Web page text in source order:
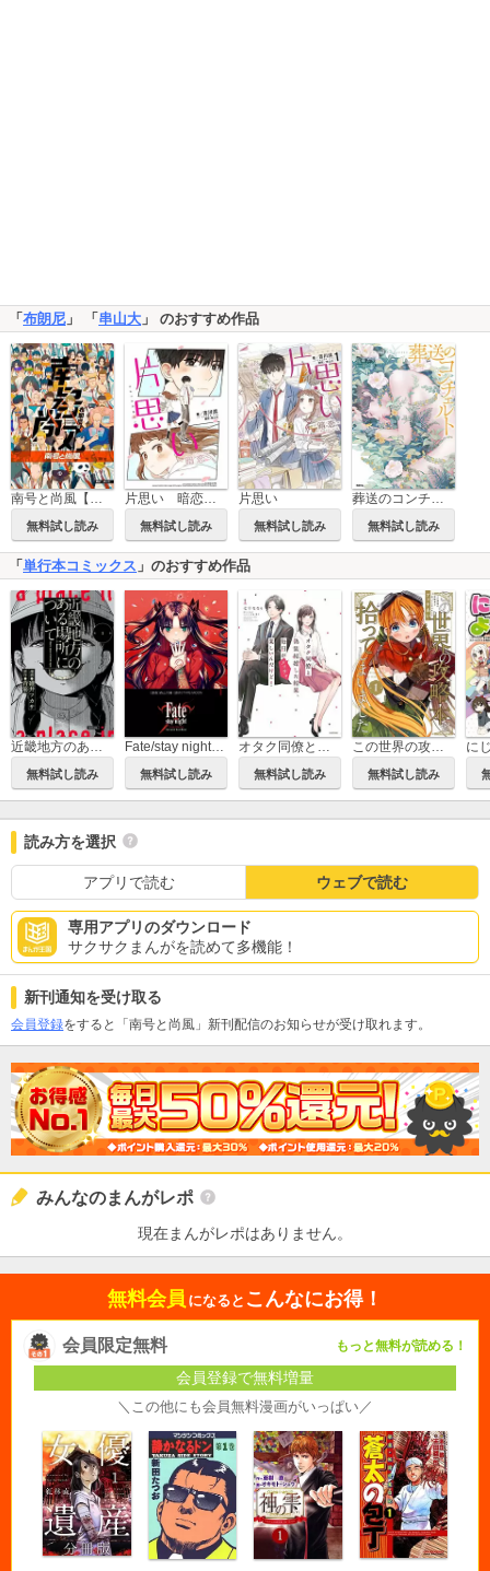
「布朗尼 」 「串山大 」 のおすすめ作品
南号と尚風【タテスク】
無料試し読み
片思い 暗恋（AN LIAN） 【タテスク】
無料試し読み
片思い
無料試し読み
葬送のコンチェルト
無料試し読み
「 単行本コミックス 」のおすすめ作品
近畿地方のある場所について
無料試し読み
Fate/stay night［Unlimited Blade Works］
無料試し読み
オタク同僚と偽装結婚した結果、毎日がメッチャ楽しいんだけど！
無料試し読み
この世界の攻略本を拾ってしまいました
無料試し読み
読み方を選択
アプリで読む ウェブで読む
専用アプリのダウンロード
サクサクまんがを読めて多機能！
新刊通知を受け取る
会員登録をすると「南号と尚風」新刊配信のお知らせが受け取れます。
みんなのまんがレポ
現在まんがレポはありません。
無料会員 になると こんなにお得！
会員限定無料 もっと無料が読める！
会員登録で無料増量
＼この他にも会員無料漫画がいっぱい／